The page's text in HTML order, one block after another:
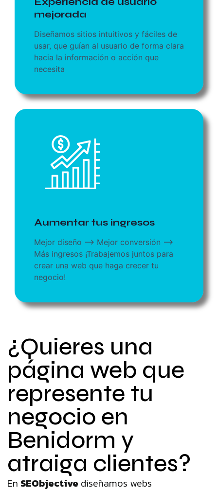
mejorada
Diseñamos sitios intuitivos y fáciles de
usar, que guían al usuario de forma clara
hacia la información o acción que
necesita
Aumentar tus ingresos
Mejor diseño --> Mejor conversión -->
Más ingresos ¡Trabajemos juntos para
crear una web que haga crecer tu
negocio!
¿Quieres una
página web que
represente tu
negocio en
Benidorm y
atraiga clientes?
En SEObjective diseñamos webs